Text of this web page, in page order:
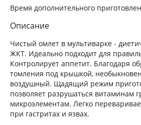
Время дополнительного
Описание
Чистый омлет в мультиварке -
ЖКТ. Идеально подходит для
Контролирует аппетит. Благодаря
томления под крышкой,
воздушный. Щадящий режим
позволяет разрушаться витаминам
микроэлементам. Легко
при гастритах и язвах.